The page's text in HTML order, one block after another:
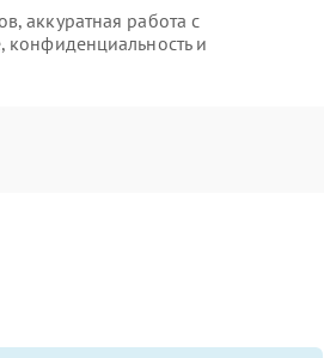
аккуратная работа с
и